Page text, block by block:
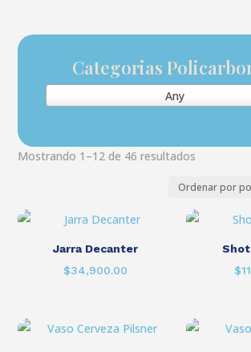
Categorias
Any
Mostrando 1–12 de 46 resultados
popularity
Jarra Decanter
$34,900.00
$